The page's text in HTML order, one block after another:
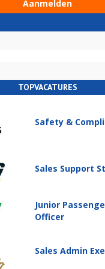
TOPVACATURES
Safety &
Sales Support
Junior
Officer
Sales Admin